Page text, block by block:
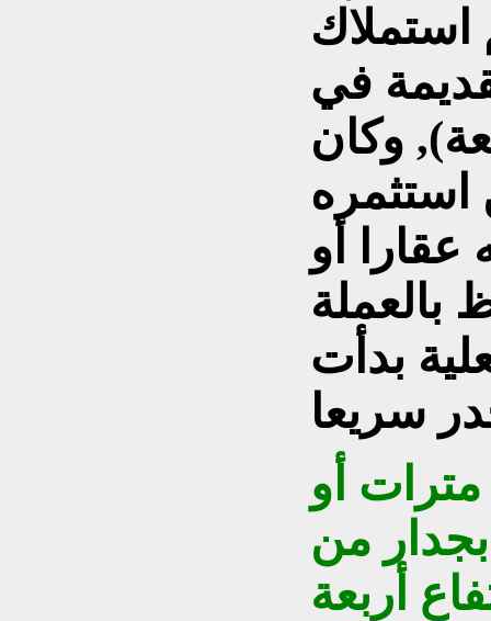
استملاك
في
وكان
استثمره
أو
بالعملة
بدأت
أو
من
أربعة